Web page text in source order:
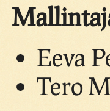
Eeva
Tero